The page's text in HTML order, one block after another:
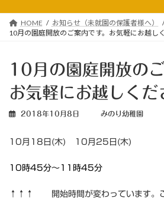
プ
動
HOME
お知らせ（未就園の保護者様へ）
10月の園庭開放のご案内です。お気軽にお越し
10月の園庭開放のご
お気軽にお越しくだ
2018年10月8日 みのり幼稚園
10月18日(木) 10月25日(木)
10時45分〜11時45分
↑↑↑ 開始時間が変わっています。ご